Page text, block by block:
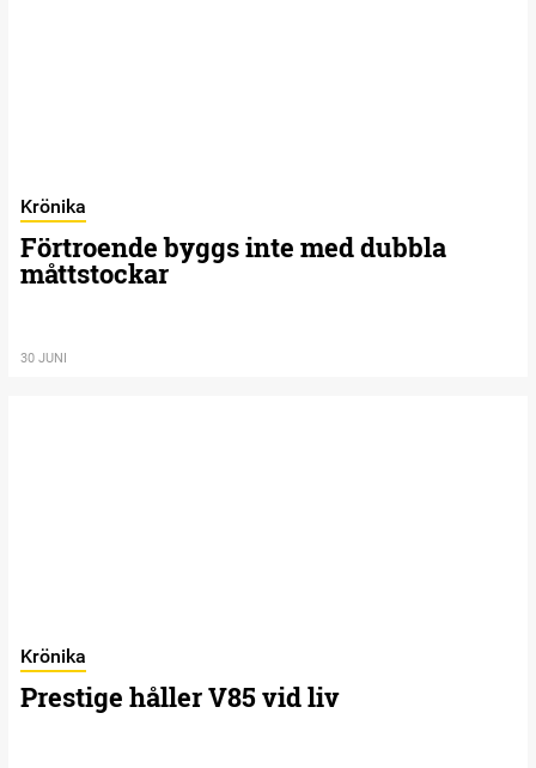
Krönika
Förtroende byggs inte med dubbla
måttstockar
30 JUNI
Krönika
Prestige håller V85 vid liv